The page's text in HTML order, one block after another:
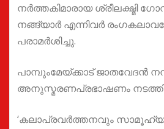
നർത്തകിമാരായ ശ്രീലക്ഷ്മി
നങ്ങ്യാർ എന്നിവർ
പരാമർശിച്ചു.
പാമ്പുംമേയ്ക്കാട് ജാതവേദൻ
അനുസ്മരണപ്രഭാഷണം
‘കലാപ്രവർത്തനവും